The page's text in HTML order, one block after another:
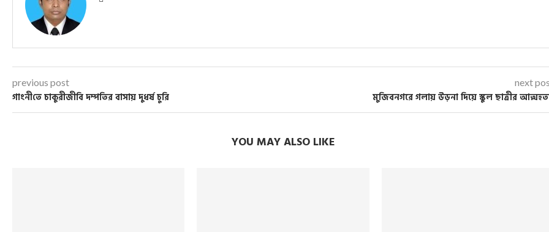
previous post
গাংনী‌তে চাকুরীজী‌বি দম্প‌তির বাসায় দুধর্ষ চু‌রি
next
মুজিবনগরে গলায় উড়না দিয়ে স্কুল ছাত্রীর
YOU MAY ALSO LIKE